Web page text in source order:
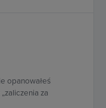
opanowałeś
za